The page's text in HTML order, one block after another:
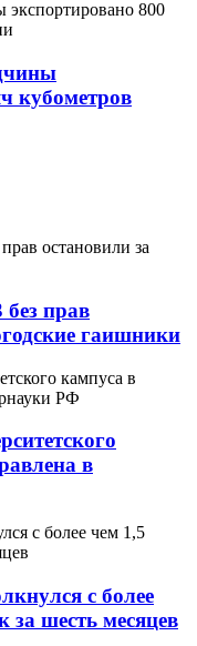
кубометров
без прав
гаишники
в
с более
за шесть месяцев